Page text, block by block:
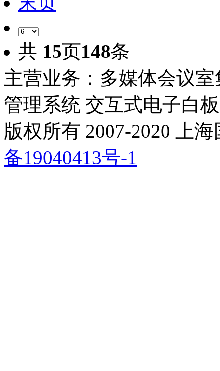
共 15页148条
主营业务：多媒体会议
管理系统 交互式电子白板
版权所有 2007-2020 上
备19040413号-1